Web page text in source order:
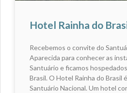
Hotel Rainha do
Recebemos o convite do
Aparecida para conhecer as
Santuário e ficamos
Brasil. O Hotel Rainha do Brasil
Santuário Nacional. Um hotel